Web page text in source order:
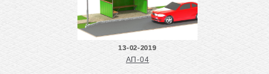
13-02-2019
АП-04